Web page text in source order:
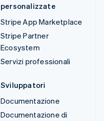
personalizzate
Stripe App Marketplace
Stripe Partner
Ecosystem
Servizi professionali
Sviluppatori
Documentazione
Documentazione di